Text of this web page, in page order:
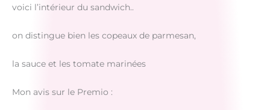
voici l’intérieur du sandwich..
on distingue bien les copeaux de parmesan,
la sauce et les tomate marinées
Mon avis sur le Premio :